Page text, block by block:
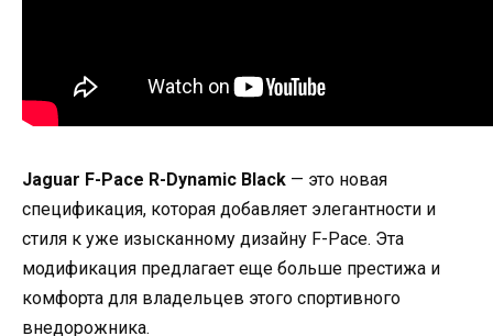
Jaguar F-Pace R-Dynamic Black — это новая
спецификация, которая добавляет элегантности и
стиля к уже изысканному дизайну F-Pace. Эта
модификация предлагает еще больше престижа и
комфорта для владельцев этого спортивного
внедорожника.